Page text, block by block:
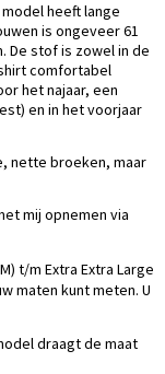
heeft lange
is ongeveer 61
De stof is zowel in de
comfortabel
het najaar, een
en in het voorjaar
nette broeken, maar
mij opnemen via
t/m Extra Extra Large
maten kunt meten. U
draagt de maat